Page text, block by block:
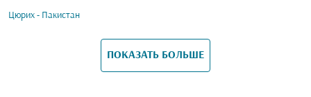
Цюрих - Пакистан
ПОКАЗАТЬ БОЛЬШЕ